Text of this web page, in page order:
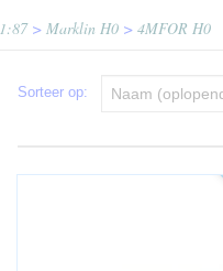
> Marklin H0 > 4MFOR H0
Sorteer op: